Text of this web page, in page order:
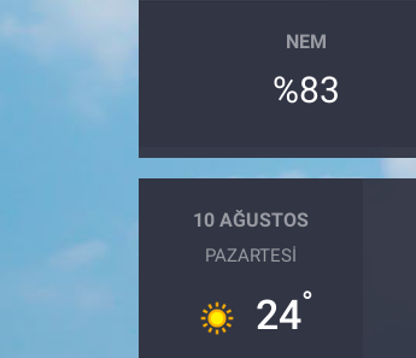
NEM
%83
10 AĞUSTOS
PAZARTESI
24°